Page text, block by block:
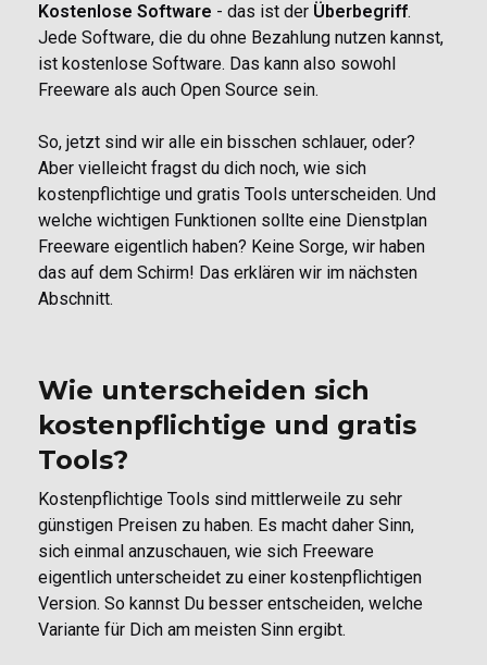
Kostenlose Software - das ist der Überbegriff.
Jede Software, die du ohne Bezahlung nutzen kannst,
ist kostenlose Software. Das kann also sowohl
Freeware als auch Open Source sein.
So, jetzt sind wir alle ein bisschen schlauer, oder?
Aber vielleicht fragst du dich noch, wie sich
kostenpflichtige und gratis Tools unterscheiden. Und
welche wichtigen Funktionen sollte eine Dienstplan
Freeware eigentlich haben? Keine Sorge, wir haben
das auf dem Schirm! Das erklären wir im nächsten
Abschnitt.
Wie unterscheiden sich
kostenpflichtige und gratis
Tools?
Kostenpflichtige Tools sind mittlerweile zu sehr
günstigen Preisen zu haben. Es macht daher Sinn,
sich einmal anzuschauen, wie sich Freeware
eigentlich unterscheidet zu einer kostenpflichtigen
Version. So kannst Du besser entscheiden, welche
Variante für Dich am meisten Sinn ergibt.